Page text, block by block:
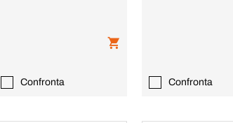
Confronta Confronta